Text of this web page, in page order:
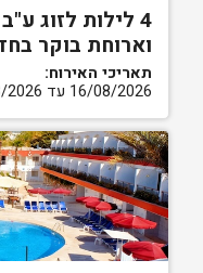
4 לילות לזוג
וארוחת בוקר
תאריכי האירוח:
16/08/2026 עד 27/08/2026